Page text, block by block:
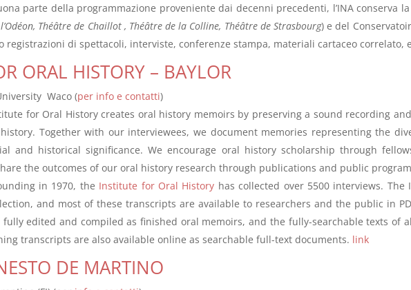
parte della programmazione proveniente dai decenni precedenti, l’INA conserva
Théâtre de Chaillot , Théâtre de la Colline, Théâtre de Strasbourg) e del
registrazioni di spettacoli, interviste, conferenze stampa, materiali cartaceo correlato,
ORAL HISTORY – BAYLOR
Waco (per info e contatti)
for Oral History creates oral history memoirs by preserving a sound recording
Together with our interviewees, we document memories representing the
and historical significance. We encourage oral history scholarship through
the outcomes of our oral history research through publications and public
in 1970, the Institute for Oral History has collected over 5500 interviews.
and most of these transcripts are available to researchers and the public in
fully edited and compiled as finished oral memoirs, and the fully-searchable texts of
transcripts are also available online as searchable full-text documents. link
DE MARTINO